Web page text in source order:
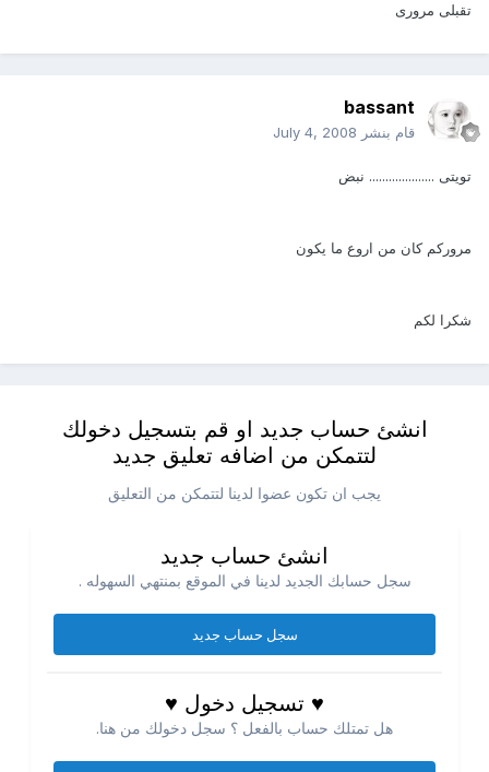
تقبلى مرورى
bassant
قام بنشر July 4, 2008
تويتى .................... نبض
مروركم كان من اروع ما يكون
شكرا لكم
انشئ حساب جديد او قم بتسجيل دخولك
لتتمكن من اضافه تعليق جديد
يجب ان تكون عضوا لدينا لتتمكن من التعليق
انشئ حساب جديد
سجل حسابك الجديد لدينا في الموقع بمنتهي السهوله .
سجل حساب جديد
♥ تسجيل دخول ♥
هل تمتلك حساب بالفعل ؟ سجل دخولك من هنا.